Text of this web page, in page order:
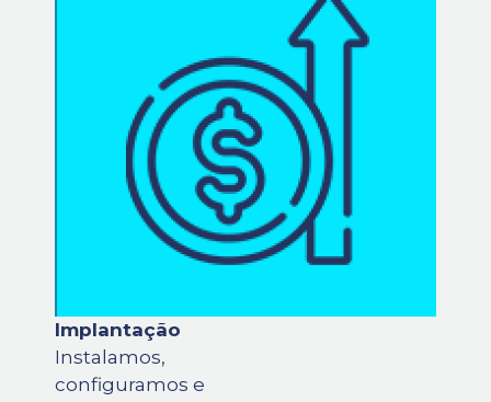
Implantação
Instalamos,
configuramos e